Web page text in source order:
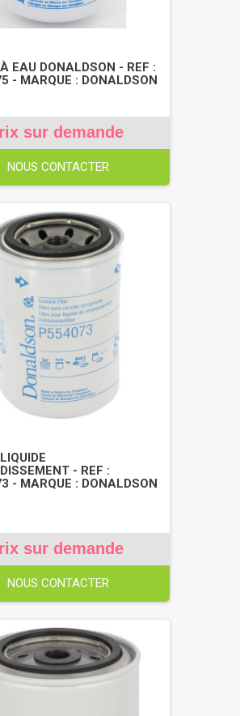
EAU DONALDSON - REF :
- MARQUE : DONALDSON
sur demande
NOUS CONTACTER
- REF :
- MARQUE : DONALDSON
sur demande
NOUS CONTACTER